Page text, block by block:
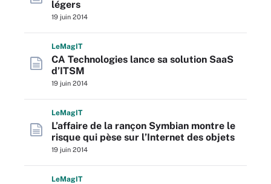
légers
19 juin 2014
LeMagIT
CA Technologies lance sa solution SaaS
d’ITSM
19 juin 2014
LeMagIT
L’affaire de la rançon Symbian montre le
risque qui pèse sur l’Internet des objets
19 juin 2014
LeMagIT